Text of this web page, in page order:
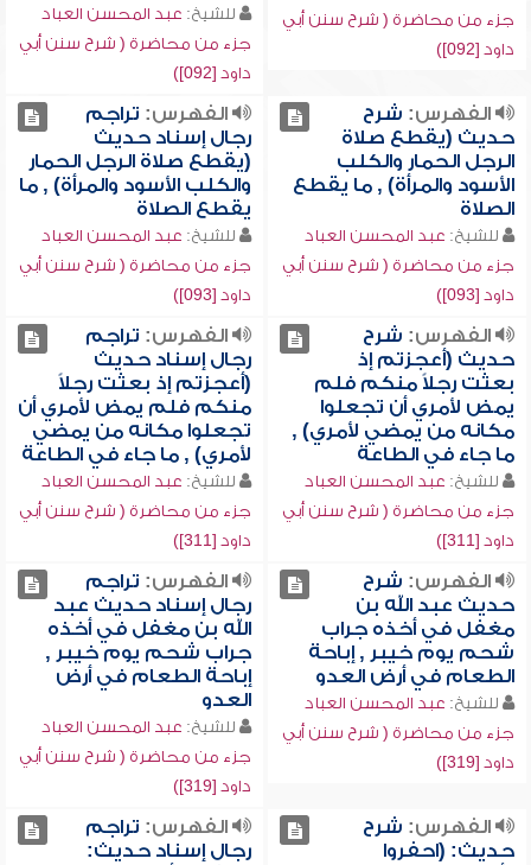
جزء من محاضرة ( شرح سنن أبي
داود [092])
للشيخ: عبد المحسن العباد
جزء من محاضرة ( شرح سنن أبي
داود [092])
الفهرس: شرح
حديث (يقطع صلاة
الرجل الحمار والكلب
الأسود والمرأة) , ما يقطع
الصلاة
للشيخ: عبد المحسن العباد
جزء من محاضرة ( شرح سنن أبي
داود [093])
الفهرس: تراجم
رجال إسناد حديث
(يقطع صلاة الرجل الحمار
والكلب الأسود والمرأة) , ما
يقطع الصلاة
للشيخ: عبد المحسن العباد
جزء من محاضرة ( شرح سنن أبي
داود [093])
الفهرس: شرح
حديث (أعجزتم إذ
بعثت رجلاً منكم فلم
يمض لأمري أن تجعلوا
مكانه من يمضي لأمري) ,
ما جاء في الطاعة
للشيخ: عبد المحسن العباد
جزء من محاضرة ( شرح سنن أبي
داود [311])
الفهرس: تراجم
رجال إسناد حديث
(أعجزتم إذ بعثت رجلاً
منكم فلم يمض لأمري أن
تجعلوا مكانه من يمضي
لأمري) , ما جاء في الطاعة
للشيخ: عبد المحسن العباد
جزء من محاضرة ( شرح سنن أبي
داود [311])
الفهرس: شرح
حديث عبد الله بن
مغفل في أخذه جراب
شحم يوم خيبر , إباحة
الطعام في أرض العدو
للشيخ: عبد المحسن العباد
جزء من محاضرة ( شرح سنن أبي
داود [319])
الفهرس: تراجم
رجال إسناد حديث عبد
الله بن مغفل في أخذه
جراب شحم يوم خيبر ,
إباحة الطعام في أرض
العدو
للشيخ: عبد المحسن العباد
جزء من محاضرة ( شرح سنن أبي
داود [319])
الفهرس: شرح
حديث: (احفروا
الفهرس: تراجم
رجال إسناد حديث: